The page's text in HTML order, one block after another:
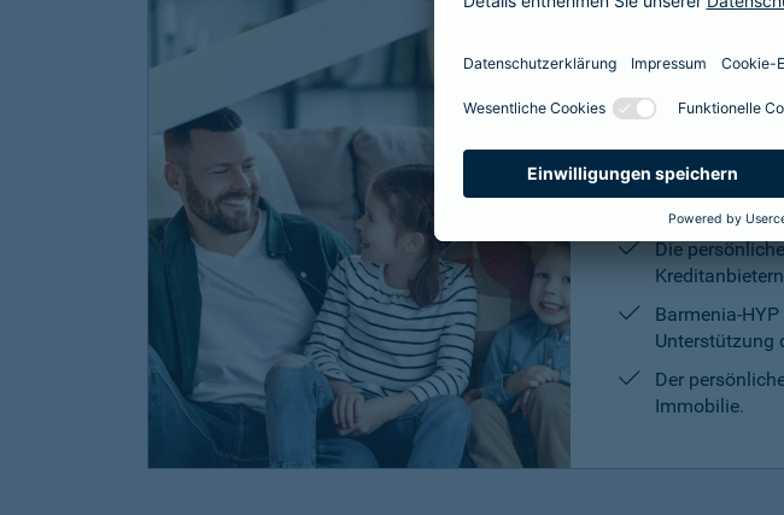
Vorteile der
Barmenia-
Barmenia-
flexibel auf
Die
Die
Barmenia-
Unterstützung
Der
Immobilie.